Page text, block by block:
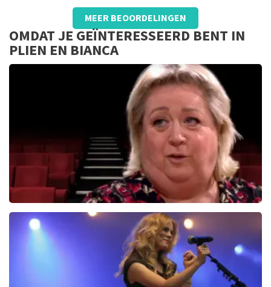
Beoordeling van - Wendy DIJCKS overTopTicketShop
Grandioze service
Theater voorstelling in januari verzet vanwege het
weer. De service die top tickets bood was uitstekend.
Rustige uitleg. Goede mails Ik was mijm tickets kwijt
geraakt Men stuurde zonder vragen gewoon nieuwe.
MEER BEOORDELINGEN
OMDAT JE GEÏNTERESSEERD BENT IN
PLIEN EN BIANCA
Christel De Laat
reviews